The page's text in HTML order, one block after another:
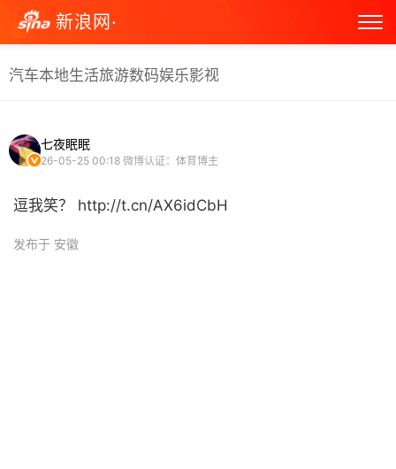
新浪网·
汽车本地生活旅游数码娱乐影视
七夜眠眠
26-05-25 00:18 微博认证：体育博主
逗我笑？ http://t.cn/AX6idCbH ​
发布于 安徽